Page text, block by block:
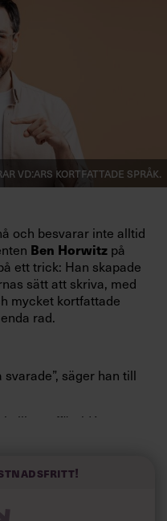
vd:ars kortfattade språk.
och besvarar inte alltid
Ben Horwitz på
ett trick: Han skapade
sätt att skriva, med
mycket kortfattade
rad.
säger han till
till en affärsidé: appen